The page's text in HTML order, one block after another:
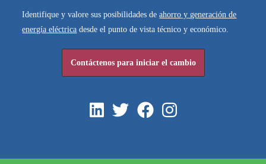
Identifique y valore sus posibilidades deahorro y generación de
energía eléctrica desde el punto de vista técnico y económico.
Contáctenos para iniciar el cambio